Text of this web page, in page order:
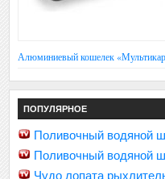
Алюминиевый кошелек
ПОПУЛЯРНОЕ
Поливочный водяной
Поливочный водяной
Чудо лопата